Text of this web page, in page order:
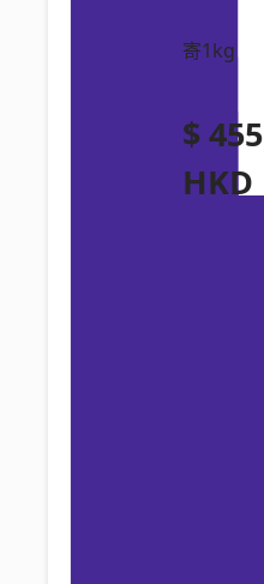
寄1kg
$ 455
HKD